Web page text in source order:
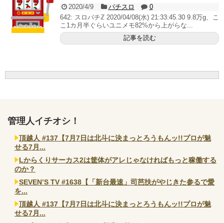
Powered by livedoor 相互RSS
2020/4/9 パチスロ
0
642: スロパチℤ 2020/04/08(水) 21:33:45.30 9.8万g、こ
こ1カ月半ぐらいユニメモ82%から上がらな...
記事を読む
管理人イチオシ！
頂越人 #137【7月7日は北斗に決まっとろうもんッ!!プロが魅
せる7月...
Lからくりサーカス2は筐体がアレじゃなければもっと稼働する
のか？
SEVEN’S TV #1638【「新台最速」司芭扶がやじきた参るで愛
を...
頂越人 #137【7月7日は北斗に決まっとろうもんッ!!プロが魅
せる7月...